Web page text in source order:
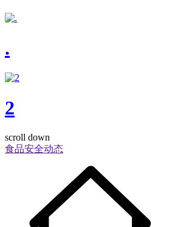
.
2
scroll down
食品安全动态